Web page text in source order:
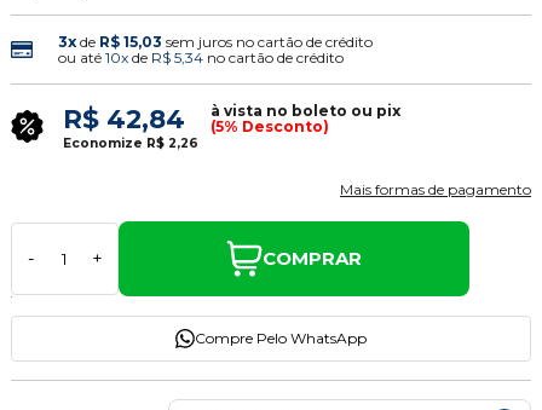
3xde R$ 15,03 sem juros no cartão de crédito
ou até 10xde R$ 5,34no cartão de crédito
R$ 42,84
à vista no boleto ou pix
(5% Desconto)
Economize R$ 2,26
Mais formas de pagamento
- + COMPRAR
Compre Pelo WhatsApp